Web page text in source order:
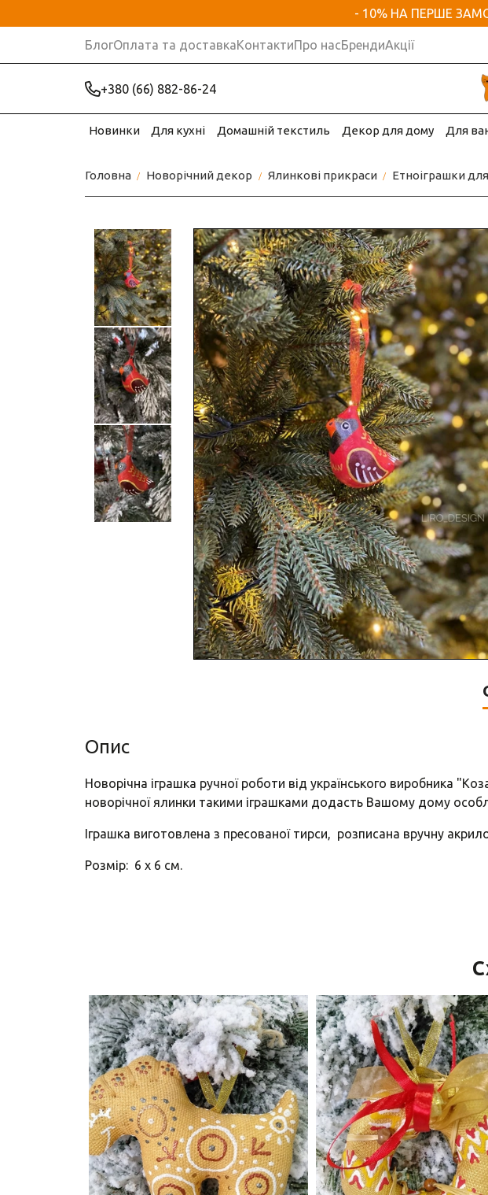
- 10% НА ПЕРШЕ
БлогОплата та доставкаКонтактиПро насБрендиАкції
+380 (66) 882-86-24
Новинки Для кухні Домашній текстиль Декор для дому Для
Головна Новорічний декор Ялинкові прикраси Етноіграшки
Опис
Новорічна іграшка ручної роботи від українського виробника
новорічної ялинки такими іграшками додасть Вашому дому
Іграшка виготовлена з пресованої тирси, розписана вручну
Розмір: 6 х 6 см.